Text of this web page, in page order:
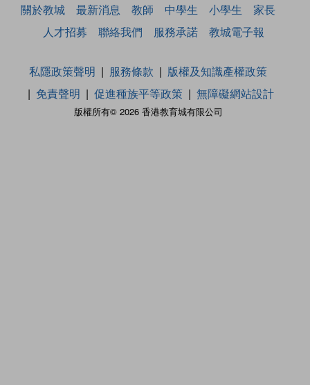
關於教城 最新消息 教師 中學生 小學生
家長
人才招募
聯絡我們 服務承諾 教城電子報
版權所有© 2026 香港教育城有限公司
私隱政策聲明 服務條款
版權及知識產權政策
免責聲明
促進種族平等政策 無障礙網站設計